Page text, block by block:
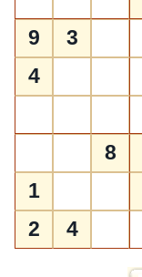
9
3
4
8
1
2
4